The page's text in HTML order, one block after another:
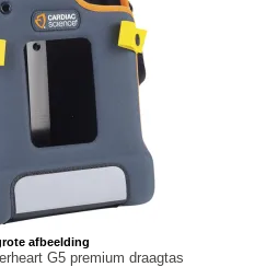
afbeelding
G5 premium draagtas